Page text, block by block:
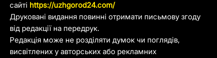
сайті https://uzhgorod24.com/
Друковані видання повинні отримати письмову згоду
від редакції на передрук.
Редакція може не розділяти думок чи поглядів,
висвітлених у авторських або рекламних